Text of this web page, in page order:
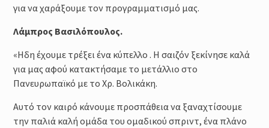
για να χαράξουμε τον προγραμματισμό μας.
Λάμπρος Βασιλόπουλος.
«Ηδη έχουμε τρέξει ένα κύπελλο . Η σαιζόν ξεκίνησε καλά
για μας αφού κατακτήσαμε το μετάλλιο στο
Πανευρωπαϊκό με το Χρ. Βολικάκη.
Αυτό τον καιρό κάνουμε προσπάθεια να ξαναχτίσουμε
την παλιά καλή ομάδα του ομαδικού σπριντ, ένα πλάνο